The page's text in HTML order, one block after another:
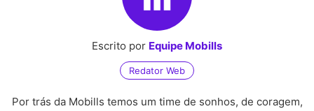
Escrito por Equipe Mobills
Redator Web
Por trás da Mobills temos um time de sonhos, de coragem,